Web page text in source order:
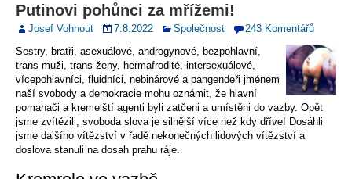
Putinovi pohůnci za mřížemi!
Josef Vohnout 7.8.2022 Společnost
243 Komentářů
Sestry, bratři, asexuálové, androgynové, bezpohlavní,
trans muži, trans ženy, hermafrodité, intersexuálové,
vícepohlavníci, fluidníci, nebinárové a pangendeři jménem
naší svobody a demokracie mohu oznámit, že hlavní
pomahači a kremelští agenti byli zatčeni a umístěni do vazby. Opět
jsme zvítězili, svoboda slova je silnější více než kdy dříve! Dosáhli
jsme dalšího vítězství v řadě nekonečných lidových vítězství a
doslova stanuli na dosah prahu ráje.